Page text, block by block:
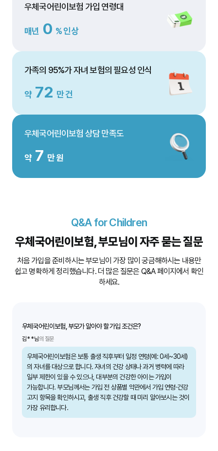
우체국어린이보험 가입 연령대
매년 0 % 인상
가족의 95%가 자녀 보험의 필요성 인식
약 92 만 건
우체국어린이보험 상담 만족도
약 9 만 원
Q&A for Children
우체국어린이보험,부모님이 자주 묻는 질문
처음 가입을 준비하시는 부모님이 가장 많이 궁금해하시는 내용만
쉽고 명확하게 정리했습니다. 더 많은 질문은 Q&A 페이지에서 확인
하세요.
린이보험, 부모가 알아야 할 가입 조건은?
어린이보험은 보통 출생 직후부터 일정 연령(예: 0세~30세)
를 대상으로 합니다. 자녀의 건강 상태나 과거 병력에 따라
한이 있을 수 있으나, 대부분의 건강한 아이는 가입이
니다. 부모님께서는 가입 전 상품별 약관에서 가입 연령·건강
목을 확인하시고, 출생 직후 건강할 때 미리 알아보시는 것이
리합니다.